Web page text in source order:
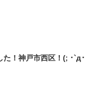
た！神戸市西区！(; ･`д･